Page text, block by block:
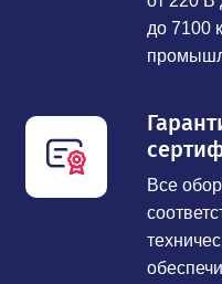
до 7100
Все